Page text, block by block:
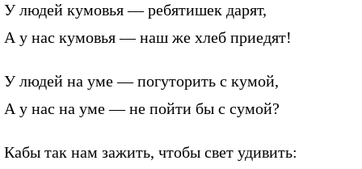
У людей кумовья — ребятишек дарят,
А у нас кумовья — наш же хлеб приедят!
У людей на уме — погуторить с кумой,
А у нас на уме — не пойти бы с сумой?
Кабы так нам зажить, чтобы свет удивить: